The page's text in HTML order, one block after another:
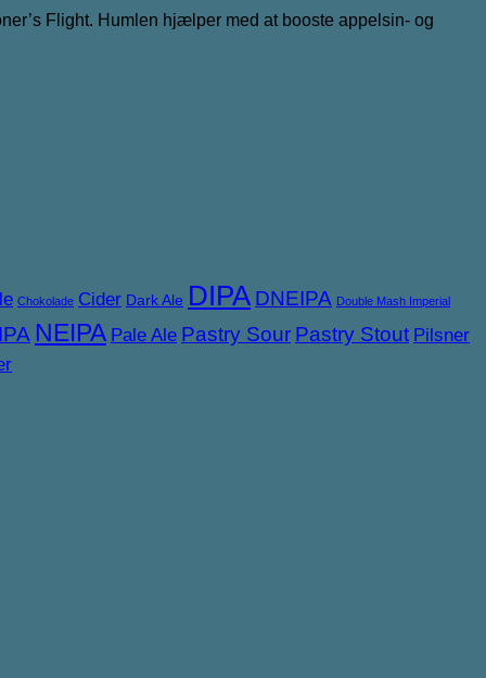
Flight. Humlen hjælper med at booste appelsin- og
Chokolade Cider Dark Ale DIPA DNEIPA Double Mash Imperial
NEIPA Pale Ale Pastry Sour Pastry Stout Pilsner